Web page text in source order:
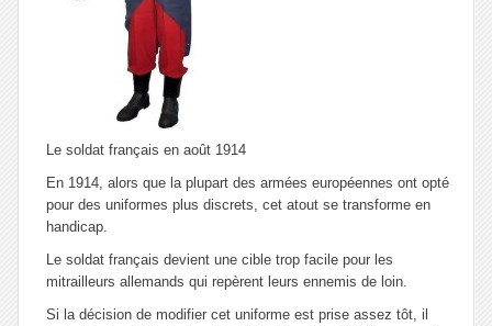
Le soldat français en août 1914
En 1914, alors que la plupart des armées européennes ont opté
pour des uniformes plus discrets, cet atout se transforme en
handicap.
Le soldat français devient une cible trop facile pour les
mitrailleurs allemands qui repèrent leurs ennemis de loin.
Si la décision de modifier cet uniforme est prise assez tôt, il